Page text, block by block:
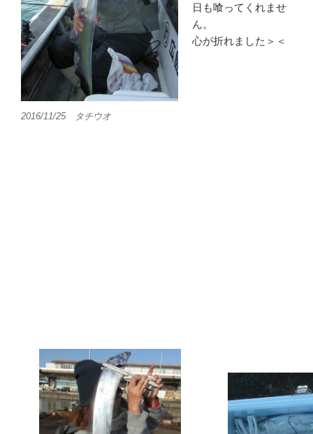
2016/11/25 タチウオ
日も喰ってくれませ
ん。
心が折れました＞＜